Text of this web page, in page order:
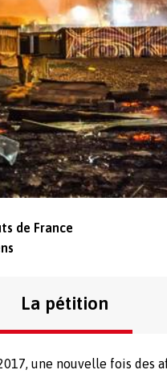
de France
La pétition
une nouvelle fois des